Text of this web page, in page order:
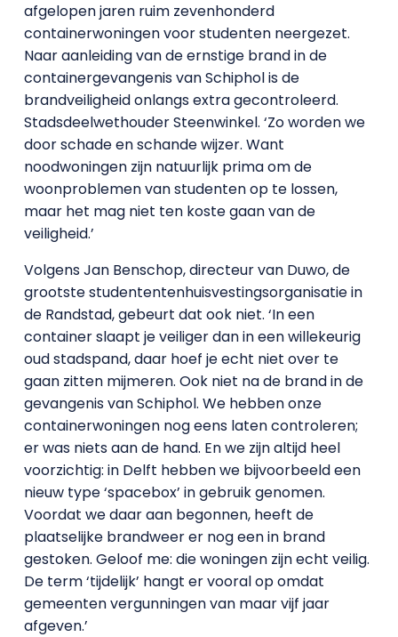
afgelopen jaren ruim zevenhonderd
containerwoningen voor studenten neergezet.
Naar aanleiding van de ernstige brand in de
containergevangenis van Schiphol is de
brandveiligheid onlangs extra gecontroleerd.
Stadsdeelwethouder Steenwinkel. ‘Zo worden we
door schade en schande wijzer. Want
noodwoningen zijn natuurlijk prima om de
woonproblemen van studenten op te lossen,
maar het mag niet ten koste gaan van de
veiligheid.’
Volgens Jan Benschop, directeur van Duwo, de
grootste studententenhuisvestingsorganisatie in
de Randstad, gebeurt dat ook niet. ‘In een
container slaapt je veiliger dan in een willekeurig
oud stadspand, daar hoef je echt niet over te
gaan zitten mijmeren. Ook niet na de brand in de
gevangenis van Schiphol. We hebben onze
containerwoningen nog eens laten controleren;
er was niets aan de hand. En we zijn altijd heel
voorzichtig: in Delft hebben we bijvoorbeeld een
nieuw type ‘spacebox’ in gebruik genomen.
Voordat we daar aan begonnen, heeft de
plaatselijke brandweer er nog een in brand
gestoken. Geloof me: die woningen zijn echt veilig.
De term ‘tijdelijk’ hangt er vooral op omdat
gemeenten vergunningen van maar vijf jaar
afgeven.’